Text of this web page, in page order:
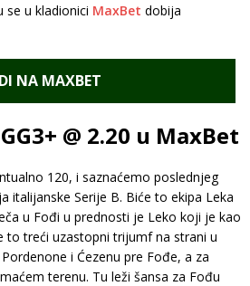
se u kladionici MaxBet dobija
NA MAXBET
@ 2.20 u MaxBet
120, i saznaćemo poslednjeg
italijanske Serije B. Biće to ekipa Leka
u Fođi u prednosti je Leko koji je kao
to treći uzastopni trijumf na strani u
i Ćezenu pre Fođe, a za
terenu. Tu leži šansa za Fođu